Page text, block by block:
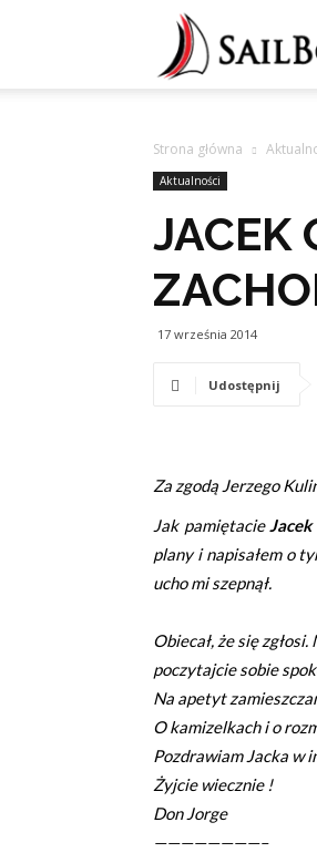
Strona główna
Aktualności
JACEK
17 września 2014
Udostępnij
Za zgodą Jerzego
Jak pamiętacie
plany i napisałem o
ucho mi szepnął.
Obiecał, że się
poczytajcie sobie
Na apetyt
O kamizelkach i o
Pozdrawiam Jacka w
Żyjcie wiecznie !
Don Jorge
————————–